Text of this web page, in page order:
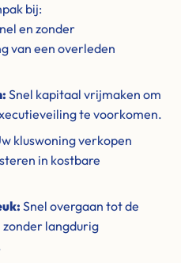
bij:
en zonder
van een overleden
Snel kapitaal vrijmaken om
te voorkomen.
kluswoning verkopen
in kostbare
Snel overgaan tot de
langdurig